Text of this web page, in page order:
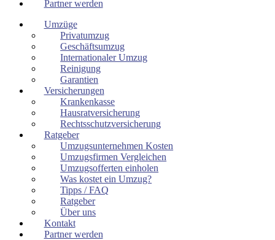
Partner werden
Umzüge
Privatumzug
Geschäftsumzug
Internationaler Umzug
Reinigung
Garantien
Versicherungen
Krankenkasse
Hausratversicherung
Rechtsschutzversicherung
Ratgeber
Umzugsunternehmen Kosten
Umzugsfirmen Vergleichen
Umzugsofferten einholen
Was kostet ein Umzug?
Tipps / FAQ
Ratgeber
Über uns
Kontakt
Partner werden